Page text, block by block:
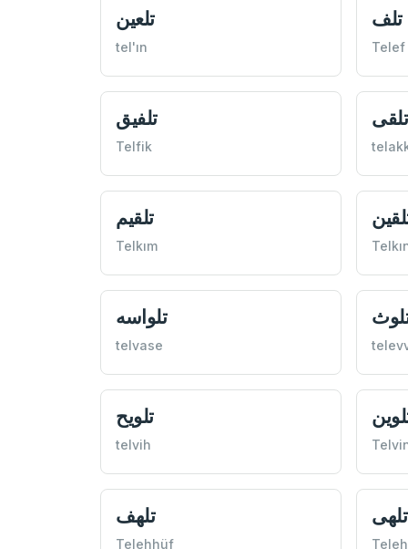
تلعين
tel'ın
تلف
Telef
تلفيق
Telfik
تلقی
تلقيم
Telkım
تلواسه
telvase
تلويح
telvih
تلهف
Telehhüf
تلهی